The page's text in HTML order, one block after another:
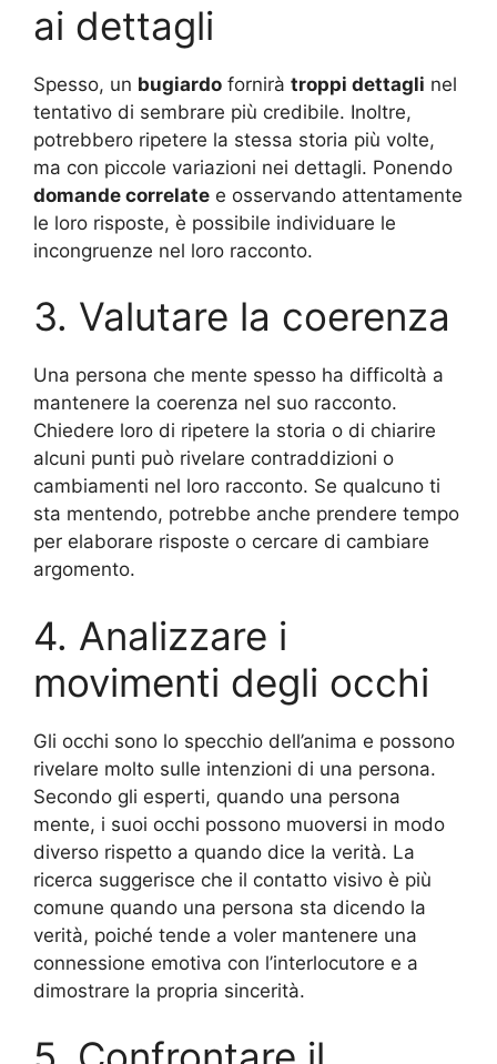
ai dettagli
Spesso, un bugiardo fornirà troppi dettagli nel
tentativo di sembrare più credibile. Inoltre,
potrebbero ripetere la stessa storia più volte,
ma con piccole variazioni nei dettagli. Ponendo
domande correlate e osservando attentamente
le loro risposte, è possibile individuare le
incongruenze nel loro racconto.
3. Valutare la coerenza
Una persona che mente spesso ha difficoltà a
mantenere la coerenza nel suo racconto.
Chiedere loro di ripetere la storia o di chiarire
alcuni punti può rivelare contraddizioni o
cambiamenti nel loro racconto. Se qualcuno ti
sta mentendo, potrebbe anche prendere tempo
per elaborare risposte o cercare di cambiare
argomento.
4. Analizzare i
movimenti degli occhi
Gli occhi sono lo specchio dell’anima e possono
rivelare molto sulle intenzioni di una persona.
Secondo gli esperti, quando una persona
mente, i suoi occhi possono muoversi in modo
diverso rispetto a quando dice la verità. La
ricerca suggerisce che il contatto visivo è più
comune quando una persona sta dicendo la
verità, poiché tende a voler mantenere una
connessione emotiva con l’interlocutore e a
dimostrare la propria sincerità.